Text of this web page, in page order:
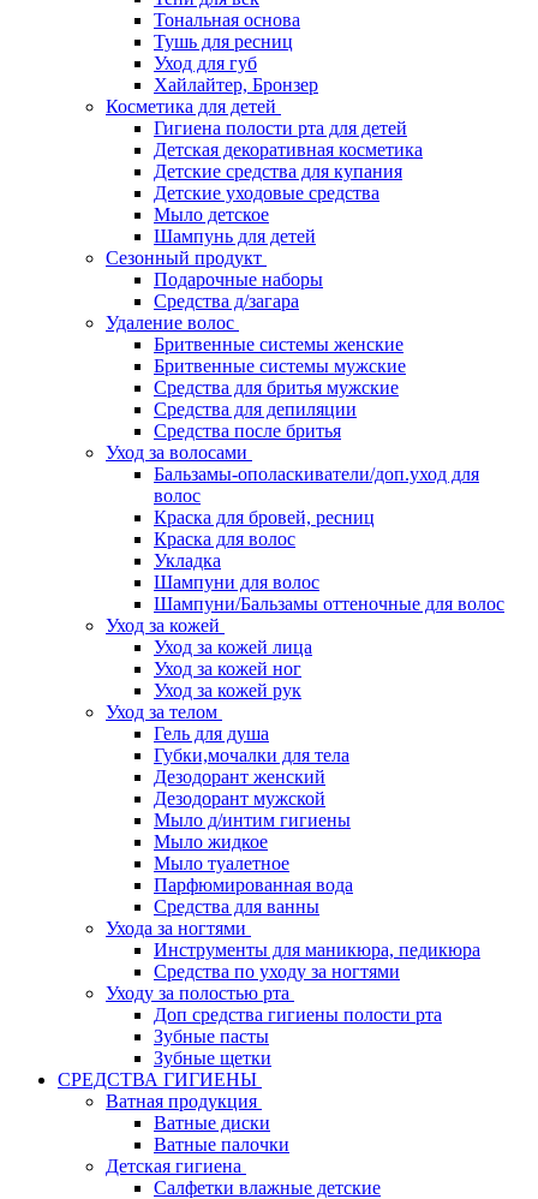
Тональная основа
Тушь для ресниц
Уход для губ
Хайлайтер, Бронзер
Косметика для детей
Гигиена полости рта для детей
Детская декоративная косметика
Детские средства для купания
Детские уходовые средства
Мыло детское
Шампунь для детей
Сезонный продукт
Подарочные наборы
Средства д/загара
Удаление волос
Бритвенные системы женские
Бритвенные системы мужские
Средства для бритья мужские
Средства для депиляции
Средства после бритья
Уход за волосами
Бальзамы-ополаскиватели/доп.уход для
волос
Краска для бровей, ресниц
Краска для волос
Укладка
Шампуни для волос
Шампуни/Бальзамы оттеночные для волос
Уход за кожей
Уход за кожей лица
Уход за кожей ног
Уход за кожей рук
Уход за телом
Гель для душа
Губки,мочалки для тела
Дезодорант женский
Дезодорант мужской
Мыло д/интим гигиены
Мыло жидкое
Мыло туалетное
Парфюмированная вода
Средства для ванны
Ухода за ногтями
Инструменты для маникюра, педикюра
Средства по уходу за ногтями
Уходу за полостью рта
Доп средства гигиены полости рта
Зубные пасты
Зубные щетки
СРЕДСТВА ГИГИЕНЫ
Ватная продукция
Ватные диски
Ватные палочки
Детская гигиена
Салфетки влажные детские